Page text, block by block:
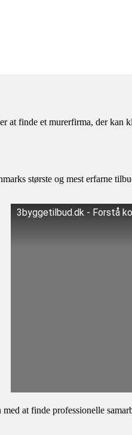
finde et murerfirma, der kan
største og mest erfarne
3byggetilbud.dk - Forstå
at finde professionelle